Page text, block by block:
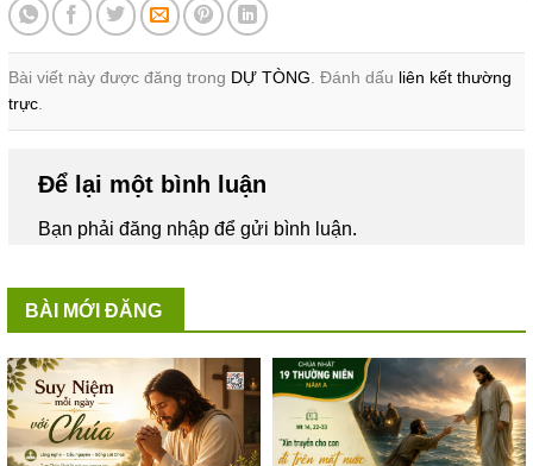
Bài viết này được đăng trong DỰ TÒNG. Đánh dấu liên kết thường
trực.
Để lại một bình luận
Bạn phảiđăng nhậpđể gửi bình luận.
BÀI MỚI ĐĂNG